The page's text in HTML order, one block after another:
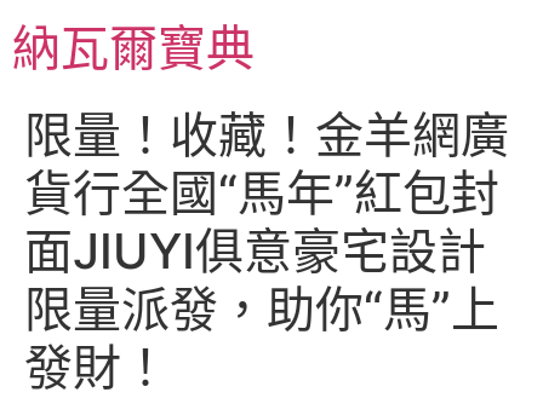
至
主納瓦爾寶典
限量！收藏！金羊網廣
貨行全國“馬年”紅包封
面JIUYI俱意豪宅設計
限量派發，助你“馬”上
發財！